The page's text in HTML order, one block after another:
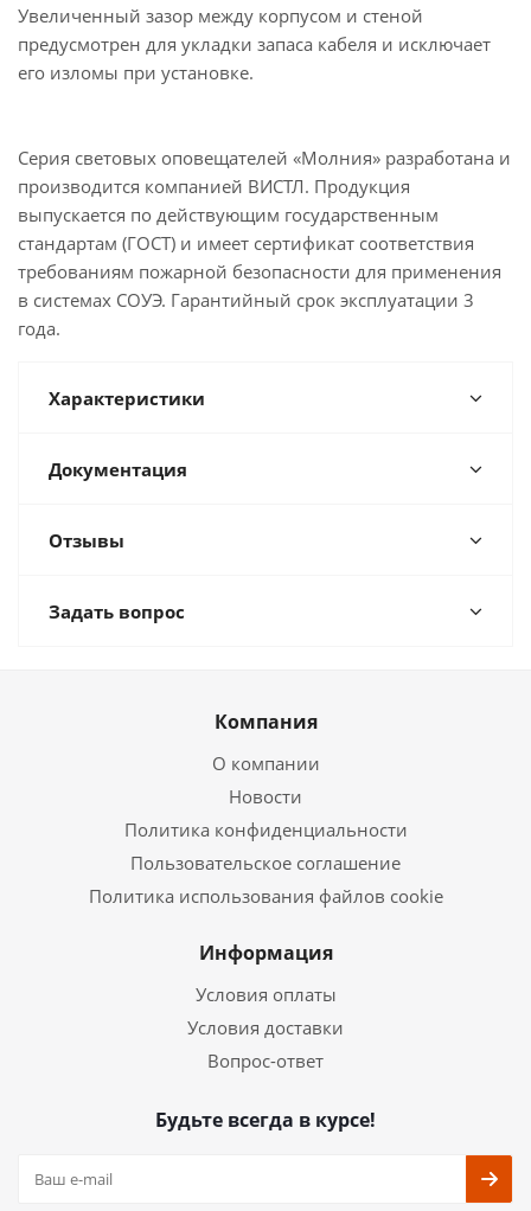
Увеличенный зазор между корпусом и стеной
предусмотрен для укладки запаса кабеля и исключает
его изломы при установке.
Серия световых оповещателей «Молния» разработана и
производится компанией ВИСТЛ. Продукция
выпускается по действующим государственным
стандартам (ГОСТ) и имеет сертификат соответствия
требованиям пожарной безопасности для применения
в системах СОУЭ. Гарантийный срок эксплуатации 3
года.
Характеристики
Документация
Отзывы
Задать вопрос
Компания
О компании
Новости
Политика конфиденциальности
Пользовательское соглашение
Политика использования файлов cookie
Информация
Условия оплаты
Условия доставки
Вопрос-ответ
Будьте всегда в курсе!